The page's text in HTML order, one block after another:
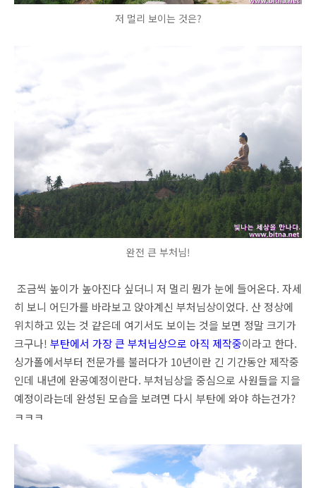
저 멀리 보이는 것은?
완전 큰 부처님!
조금씩 높이가 높아진다 싶더니 저 멀리 뭔가 눈에 들어온다. 자세
히 보니 어딘가를 바라보고 앉아계신 부처님상이었다. 산 정상에
위치하고 있는 것 같은데 여기서도 보이는 것을 보면 정말 크기가
크구나! 부탄에서 가장 큰 부처님상으로 아직 제작중이라고 한다.
싱가폴에서부터 전문가를 불러다가 10년이란 긴 기간동안 제작중
인데 내년에 완공예정이란다. 부처님상을 중심으로 사원들을 지을
예정이라는데 완성된 모습을 보려면 다시 부탄에 와야 하는건가?
ㅋㅋㅋ